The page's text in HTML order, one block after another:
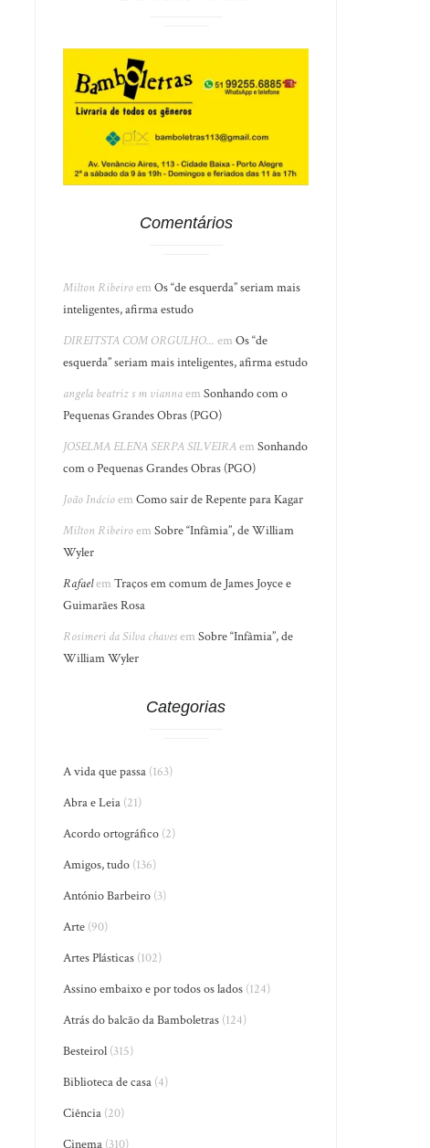
Comentários
Milton RibeiroemOs “de esquerda” seriam mais
inteligentes, afirma estudo
DIREITSTA COM ORGULHO... emOs “de
esquerda” seriam mais inteligentes, afirma estudo
angela beatriz s m viannaemSonhando com o
Pequenas Grandes Obras (PGO)
JOSELMA ELENA SERPA SILVEIRAemSonhando
com o Pequenas Grandes Obras (PGO)
João InácioemComo sair de Repente para Kagar
Milton RibeiroemSobre “Infâmia”, de William
Wyler
RafaelemTraços em comum de James Joyce e
Guimarães Rosa
Rosimeri da Silva chavesemSobre “Infâmia”, de
William Wyler
Categorias
A vida que passa (163)
Abra e Leia (21)
Acordo ortográfico (2)
Amigos, tudo (136)
António Barbeiro (3)
Arte (90)
Artes Plásticas (102)
Assino embaixo e por todos os lados (124)
Atrás do balcão da Bamboletras (124)
Besteirol (315)
Biblioteca de casa (4)
Ciência (20)
Cinema (310)